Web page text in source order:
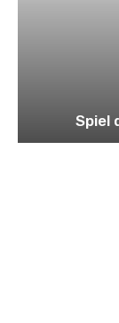
Spiel